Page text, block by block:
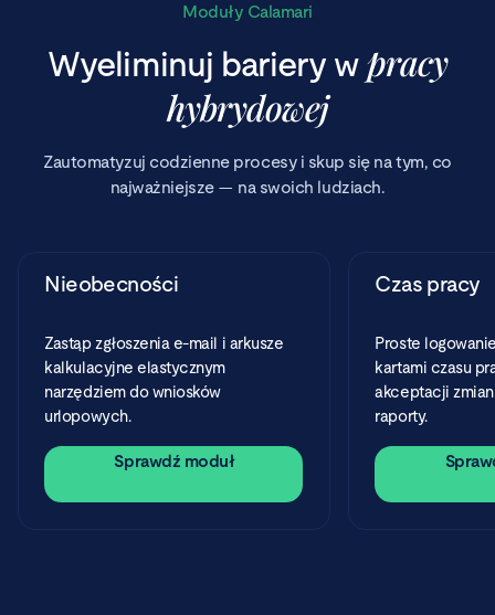
Moduły Calamari
Wyeliminuj bariery wpracy
hybrydowej
Zautomatyzuj codzienne procesy i skup się na tym, co
najważniejsze — na swoich ludziach.
Nieobecności
Zastąp zgłoszenia e-mail i arkusze
kalkulacyjne elastycznym
narzędziem do wniosków
urlopowych.
Sprawdź moduł
Czas pracy
Proste
kartami czasu
akceptacji
raporty.